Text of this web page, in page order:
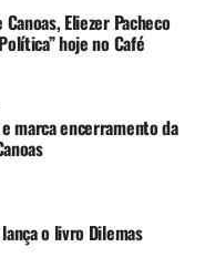
Eliezer Pacheco
hoje no Café
marca encerramento da
o livro Dilemas